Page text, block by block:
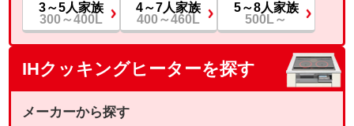
3～5人家族
300～400L
4～7人家族
400～460L
5～8人家族
500L～
IHクッキングヒーターを探す
メーカーから探す